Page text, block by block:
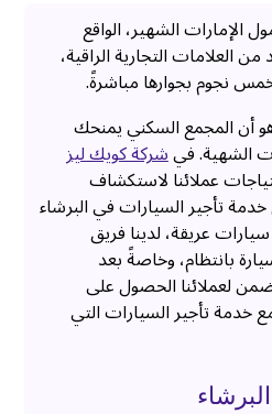
الإمارات الشهير، الواقع
العلامات التجارية الراقية،
نجوم بجوارها مباشرةً.
أن المجمع السكني يمنحك
الشهية. فيشركة كويك ليز
عملائنا لاستكشاف
تأجير السيارات في البرشاء
عريقة، لدينا فريق
بانتظام، وخاصةً بعد
لعملائنا الحصول على
مع خدمة تأجير السيارات التي